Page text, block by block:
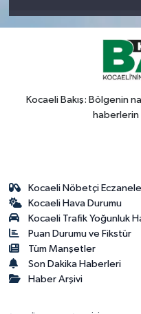
Kocaeli Bakış: Bölgenin
haberlerin
Kocaeli Nöbetçi
Kocaeli Hava Durumu
Kocaeli Trafik Yoğunluk
Puan Durumu ve Fikstür
Tüm Manşetler
Son Dakika Haberleri
Haber Arşivi